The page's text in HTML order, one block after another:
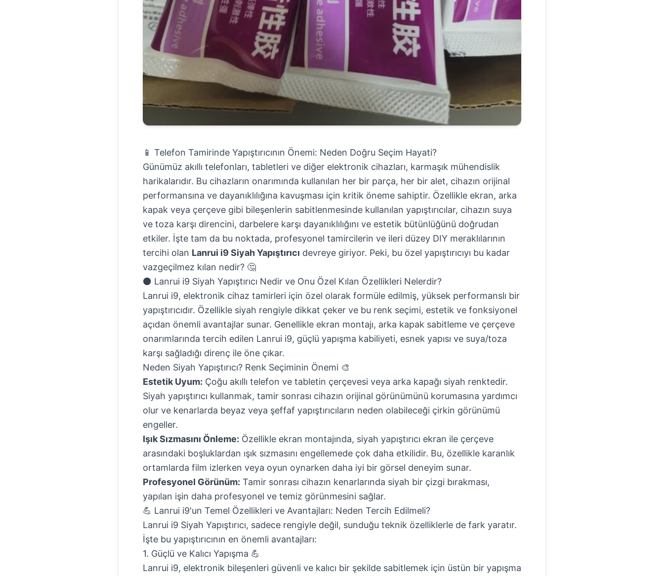
📱 Telefon Tamirinde Yapıştırıcının Önemi: Neden Doğru Seçim Hayati?
Günümüz akıllı telefonları, tabletleri ve diğer elektronik cihazları, karmaşık mühendislik
harikalarıdır. Bu cihazların onarımında kullanılan her bir parça, her bir alet, cihazın orijinal
performansına ve dayanıklılığına kavuşması için kritik öneme sahiptir. Özellikle ekran, arka
kapak veya çerçeve gibi bileşenlerin sabitlenmesinde kullanılan yapıştırıcılar, cihazın suya
ve toza karşı direncini, darbelere karşı dayanıklılığını ve estetik bütünlüğünü doğrudan
etkiler. İşte tam da bu noktada, profesyonel tamircilerin ve ileri düzey DIY meraklılarının
tercihi olan Lanrui i9 Siyah Yapıştırıcı devreye giriyor. Peki, bu özel yapıştırıcıyı bu kadar
vazgeçilmez kılan nedir? 🤔
⚫ Lanrui i9 Siyah Yapıştırıcı Nedir ve Onu Özel Kılan Özellikleri Nelerdir?
Lanrui i9, elektronik cihaz tamirleri için özel olarak formüle edilmiş, yüksek performanslı bir
yapıştırıcıdır. Özellikle siyah rengiyle dikkat çeker ve bu renk seçimi, estetik ve fonksiyonel
açıdan önemli avantajlar sunar. Genellikle ekran montajı, arka kapak sabitleme ve çerçeve
onarımlarında tercih edilen Lanrui i9, güçlü yapışma kabiliyeti, esnek yapısı ve suya/toza
karşı sağladığı direnç ile öne çıkar.
Neden Siyah Yapıştırıcı? Renk Seçiminin Önemi 🎨
Estetik Uyum: Çoğu akıllı telefon ve tabletin çerçevesi veya arka kapağı siyah renktedir.
Siyah yapıştırıcı kullanmak, tamir sonrası cihazın orijinal görünümünü korumasına yardımcı
olur ve kenarlarda beyaz veya şeffaf yapıştırıcıların neden olabileceği çirkin görünümü
engeller.
Işık Sızmasını Önleme: Özellikle ekran montajında, siyah yapıştırıcı ekran ile çerçeve
arasındaki boşluklardan ışık sızmasını engellemede çok daha etkilidir. Bu, özellikle karanlık
ortamlarda film izlerken veya oyun oynarken daha iyi bir görsel deneyim sunar.
Profesyonel Görünüm: Tamir sonrası cihazın kenarlarında siyah bir çizgi bırakması,
yapılan işin daha profesyonel ve temiz görünmesini sağlar.
💪 Lanrui i9'un Temel Özellikleri ve Avantajları: Neden Tercih Edilmeli?
Lanrui i9 Siyah Yapıştırıcı, sadece rengiyle değil, sunduğu teknik özelliklerle de fark yaratır.
İşte bu yapıştırıcının en önemli avantajları:
1. Güçlü ve Kalıcı Yapışma 💪
Lanrui i9, elektronik bileşenleri güvenli ve kalıcı bir şekilde sabitlemek için üstün bir yapışma